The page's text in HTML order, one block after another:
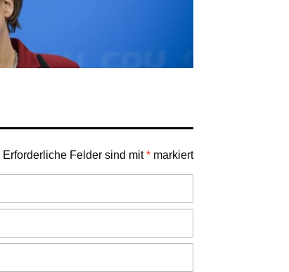
Erforderliche Felder sind mit* markiert